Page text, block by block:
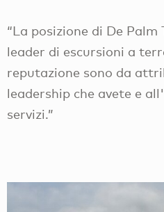
“La posizione di De
leader di escursioni a
reputazione sono da
leadership che avete e
servizi.”